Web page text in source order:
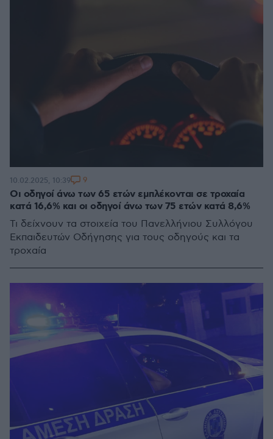
Οι οδηγοί άνω των 65 ετών εμπλέκονται σε τροχαία
κατά 16,6% και οι οδηγοί άνω των 75 ετών κατά 8,6%
Τι δείχνουν τα στοιχεία του Πανελλήνιου Συλλόγου
Εκπαιδευτών Οδήγησης για τους οδηγούς και τα
τροχαία
10.02.2025, 10:39 9